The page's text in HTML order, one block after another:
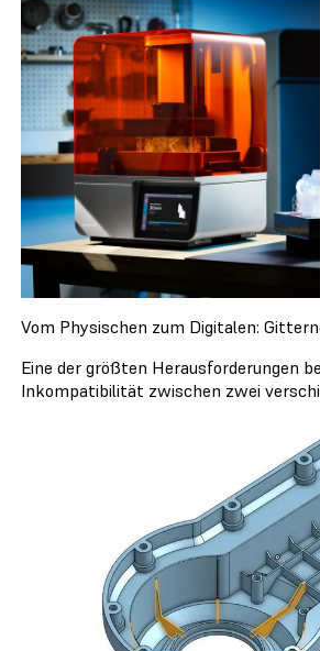
Vom Physischen zum Digitalen:
Eine der größten Herausforderungen
Inkompatibilität zwischen zwei